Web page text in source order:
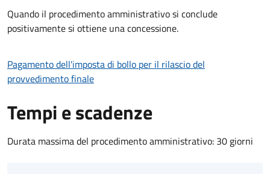
Quando il procedimento amministrativo si conclude
positivamente si ottiene una concessione.
Pagamento dell'imposta di bollo per il rilascio del
provvedimento finale
Tempi e scadenze
Durata massima del procedimento amministrativo: 30 giorni